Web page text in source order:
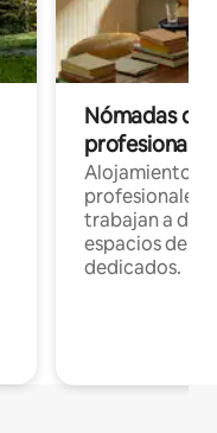
Nómadas
Alojamientos
profesionales
trabajan a
espacios de
dedicados.